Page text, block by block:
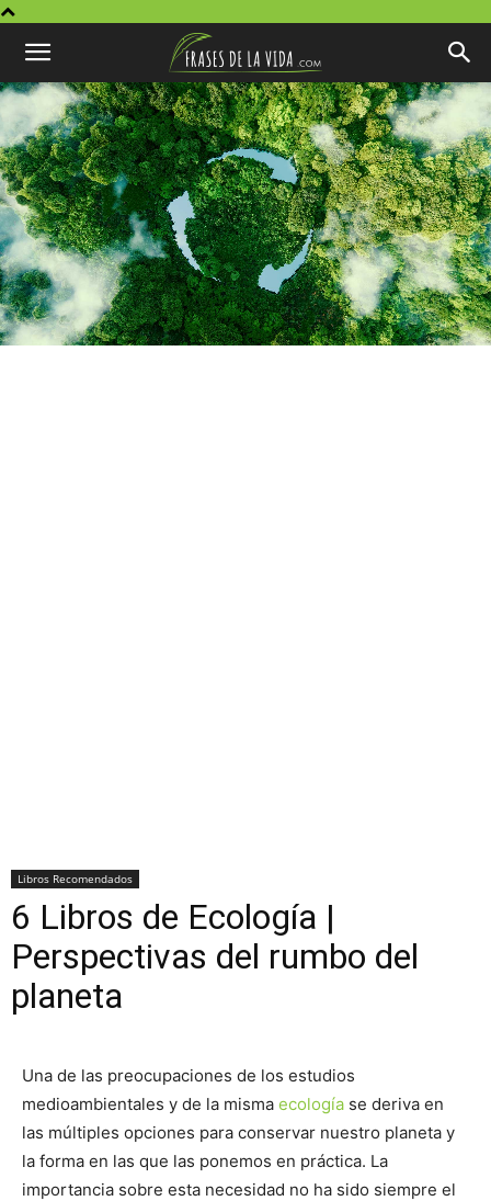
Libros Recomendados
6 Libros de Ecología |
Perspectivas del rumbo del
planeta
Una de las preocupaciones de los estudios
medioambientales y de la misma ecología se deriva en
las múltiples opciones para conservar nuestro planeta y
la forma en las que las ponemos en práctica. La
importancia sobre esta necesidad no ha sido siempre el